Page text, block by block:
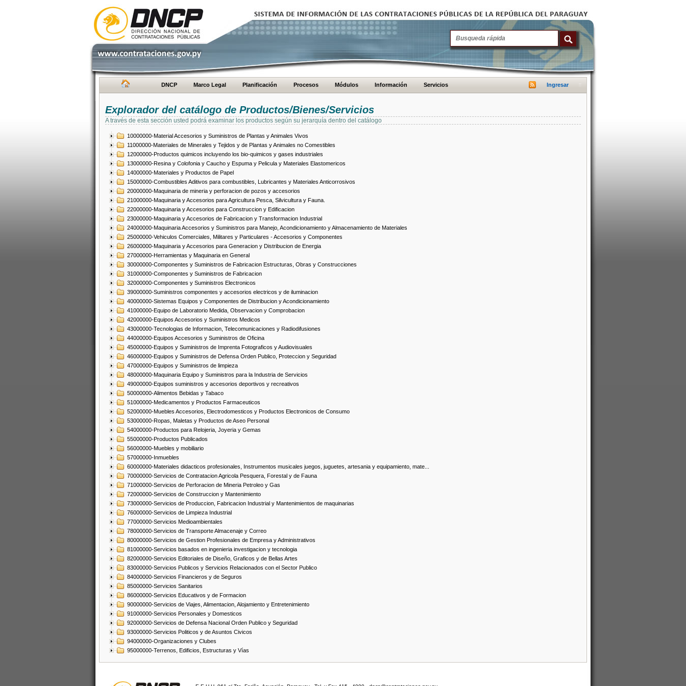
DNCP Marco Legal Planificación Procesos Módulos Información Servicios Ingresar
Explorador del catálogo de Productos/Bienes/Servicios
A través de esta sección usted podrá examinar los productos según su jerarquía dentro del catálogo
10000000-Material Accesorios y Suministros de Plantas y Animales Vivos
11000000-Materiales de Minerales y Tejidos y de Plantas y Animales no Comestibles
12000000-Productos quimicos incluyendo los bio-quimicos y gases industriales
13000000-Resina y Colofonia y Caucho y Espuma y Pelicula y Materiales Elastomericos
14000000-Materiales y Productos de Papel
15000000-Combustibles Aditivos para combustibles, Lubricantes y Materiales Anticorrosivos
20000000-Maquinaria de mineria y perforacion de pozos y accesorios
21000000-Maquinaria y Accesorios para Agricultura Pesca, Silvicultura y Fauna.
22000000-Maquinaria y Accesorios para Construccion y Edificacion
23000000-Maquinaria y Accesorios de Fabricacion y Transformacion Industrial
24000000-Maquinaria Accesorios y Suministros para Manejo, Acondicionamiento y Almacenamiento de Materiales
25000000-Vehiculos Comerciales, Militares y Particulares - Accesorios y Componentes
26000000-Maquinaria y Accesorios para Generacion y Distribucion de Energia
27000000-Herramientas y Maquinaria en General
30000000-Componentes y Suministros de Fabricacion Estructuras, Obras y Construcciones
31000000-Componentes y Suministros de Fabricacion
32000000-Componentes y Suministros Electronicos
39000000-Suministros componentes y accesorios electricos y de iluminacion
40000000-Sistemas Equipos y Componentes de Distribucion y Acondicionamiento
41000000-Equipo de Laboratorio Medida, Observacion y Comprobacion
42000000-Equipos Accesorios y Suministros Medicos
43000000-Tecnologias de Informacion, Telecomunicaciones y Radiodifusiones
44000000-Equipos Accesorios y Suministros de Oficina
45000000-Equipos y Suministros de Imprenta Fotograficos y Audiovisuales
46000000-Equipos y Suministros de Defensa Orden Publico, Proteccion y Seguridad
47000000-Equipos y Suministros de limpieza
48000000-Maquinaria Equipo y Suministros para la Industria de Servicios
49000000-Equipos suministros y accesorios deportivos y recreativos
50000000-Alimentos Bebidas y Tabaco
51000000-Medicamentos y Productos Farmaceuticos
52000000-Muebles Accesorios, Electrodomesticos y Productos Electronicos de Consumo
53000000-Ropas, Maletas y Productos de Aseo Personal
54000000-Productos para Relojeria, Joyeria y Gemas
55000000-Productos Publicados
56000000-Muebles y mobiliario
57000000-Inmuebles
60000000-Materiales didacticos profesionales, Instrumentos musicales juegos, juguetes, artesania y equipamiento, mate...
70000000-Servicios de Contratacion Agricola Pesquera, Forestal y de Fauna
71000000-Servicios de Perforacion de Mineria Petroleo y Gas
72000000-Servicios de Construccion y Mantenimiento
73000000-Servicios de Produccion, Fabricacion Industrial y Mantenimientos de maquinarias
76000000-Servicios de Limpieza Industrial
77000000-Servicios Medioambientales
78000000-Servicios de Transporte Almacenaje y Correo
80000000-Servicios de Gestion Profesionales de Empresa y Administrativos
81000000-Servicios basados en ingenieria investigacion y tecnologia
82000000-Servicios Editoriales de Diseño, Graficos y de Bellas Artes
83000000-Servicios Publicos y Servicios Relacionados con el Sector Publico
84000000-Servicios Financieros y de Seguros
85000000-Servicios Sanitarios
86000000-Servicios Educativos y de Formacion
90000000-Servicios de Viajes, Alimentacion, Alojamiento y Entretenimiento
91000000-Servicios Personales y Domesticos
92000000-Servicios de Defensa Nacional Orden Publico y Seguridad
93000000-Servicios Politicos y de Asuntos Civicos
94000000-Organizaciones y Clubes
95000000-Terrenos, Edificios, Estructuras y Vías